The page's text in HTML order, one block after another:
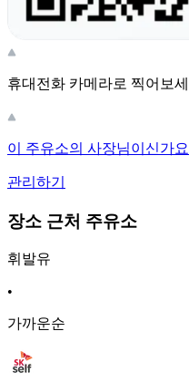
휴대전화 카메라로 찍어보
이 주유소의 사장님이신가
관리하기
장소 근처 주유소
휘발유
•
가까운순